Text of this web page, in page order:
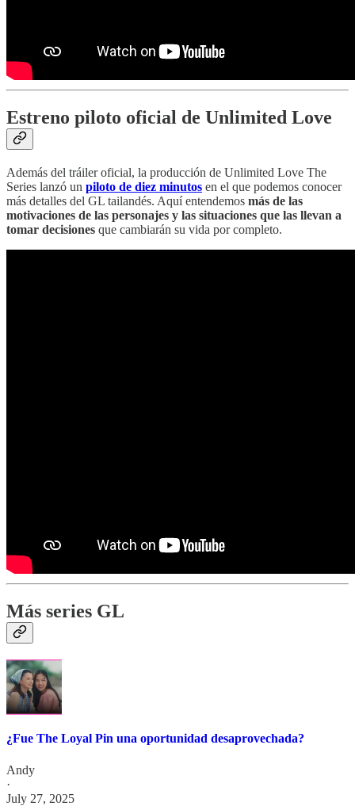
Estreno piloto oficial de Unlimited Love
Además del tráiler oficial, la producción de Unlimited Love The
Series lanzó un piloto de diez minutos en el que podemos conocer
más detalles del GL tailandés. Aquí entendemos más de las
motivaciones de las personajes y las situaciones que las llevan a
tomar decisiones que cambiarán su vida por completo.
Más series GL
¿Fue The Loyal Pin una oportunidad desaprovechada?
Andy
·
July 27, 2025